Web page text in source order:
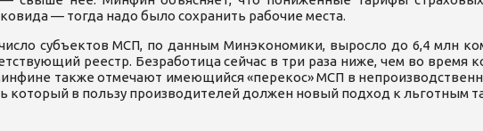
— тогда надо было сохранить рабочие места.
субъектов МСП, по данным Минэкономики, выросло до 6,4 млн
реестр. Безработица сейчас в три раза ниже, чем во время
также отмечают имеющийся «перекос» МСП в
который в пользу производителей должен новый подход к льготным